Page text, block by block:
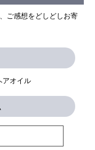
ご感想をどしどしお寄
アオイル